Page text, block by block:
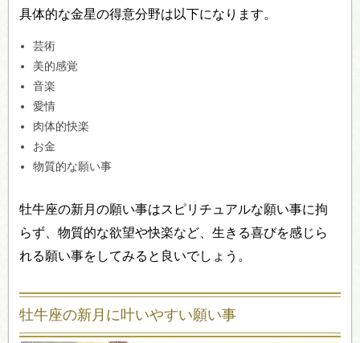
具体的な金星の得意分野は以下になります。
芸術
美的感覚
音楽
愛情
肉体的快楽
お金
物質的な願い事
牡牛座の新月の願い事はスピリチュアルな願い事に拘
らず、物質的な欲望や快楽など、生きる喜びを感じら
れる願い事をしてみると良いでしょう。
牡牛座の新月に叶いやすい願い事